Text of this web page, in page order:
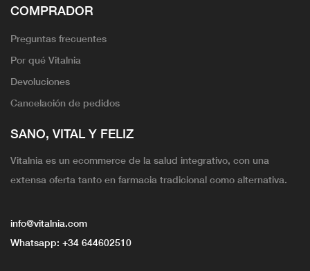
COMPRADOR
Preguntas frecuentes
Por qué Vitalnia
Devoluciones
Cancelación de pedidos
SANO, VITAL Y FELIZ
Vitalnia es un ecommerce de la salud integrativo, con una
extensa oferta tanto en farmacia tradicional como alternativa.
info@vitalnia.com
Whatsapp: +34 644602510